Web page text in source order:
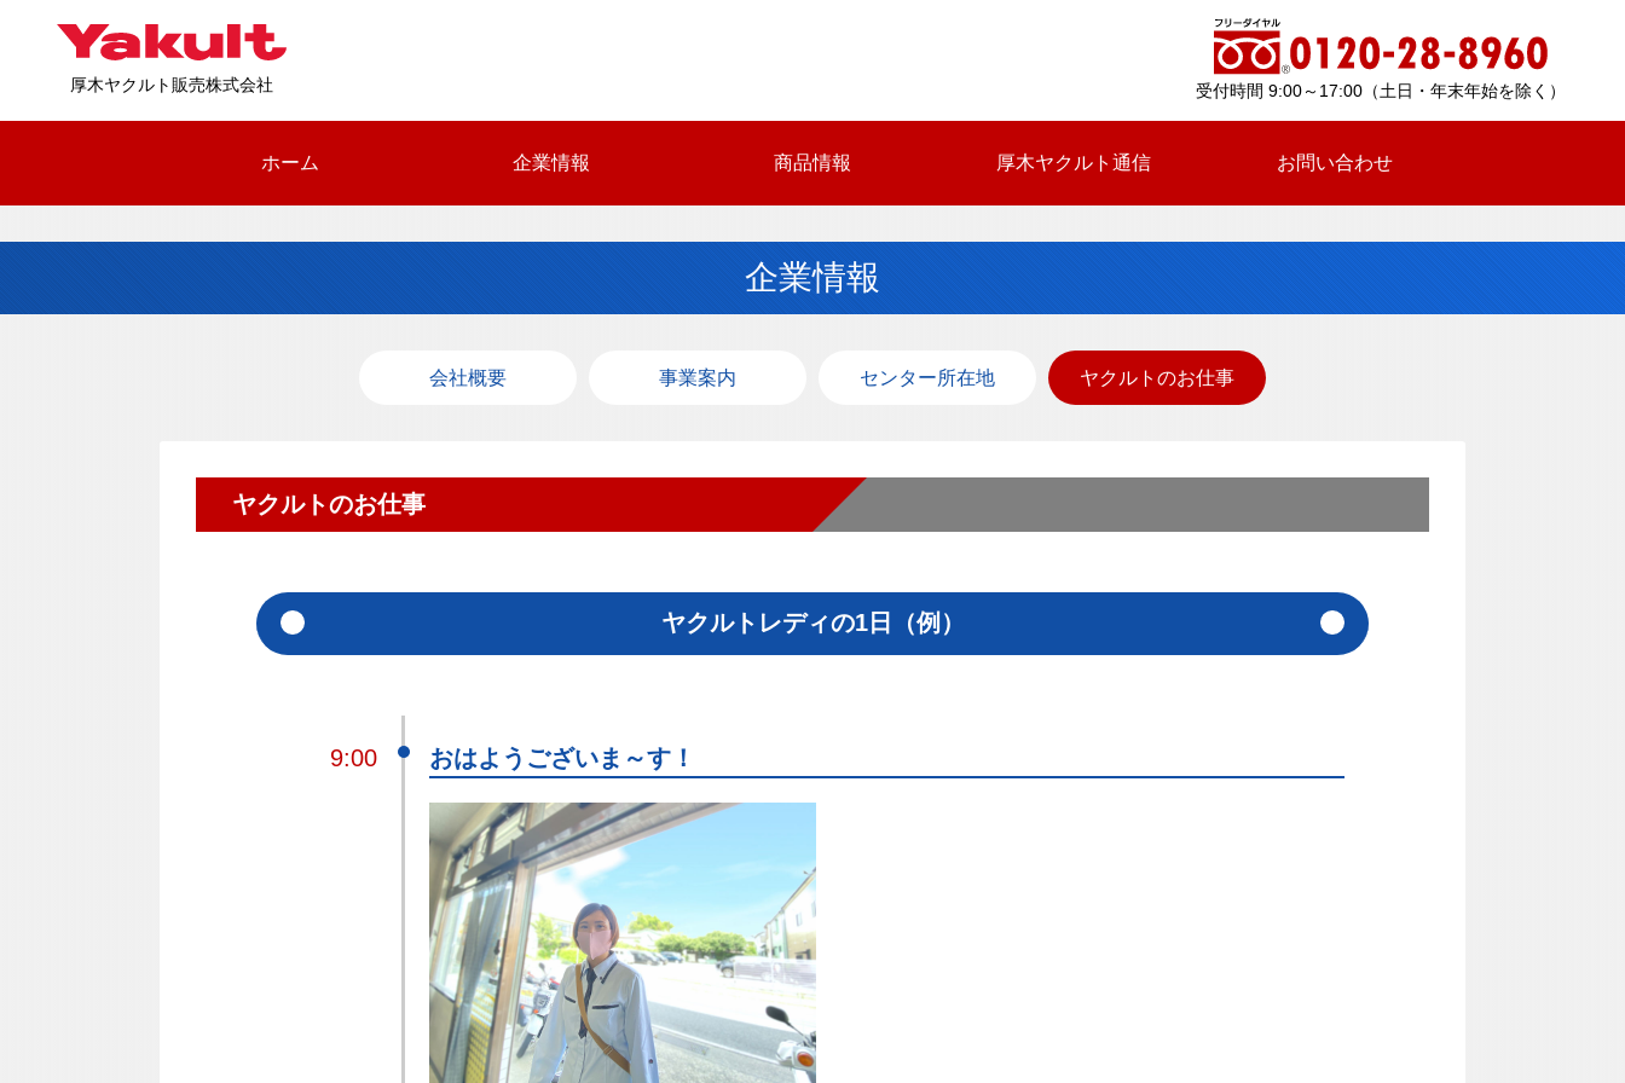
厚木ヤクルト販売株式会社 受付時間 9:00～17:00（土日・年末年始を除く）
ホーム 企業情報 商品情報 厚木ヤクルト通信 お問い合わせ
企業情報
会社概要 事業案内 センター所在地 ヤクルトのお仕事
ヤクルトのお仕事
ヤクルトレディの1日（例）
9:00 おはようございま～す！